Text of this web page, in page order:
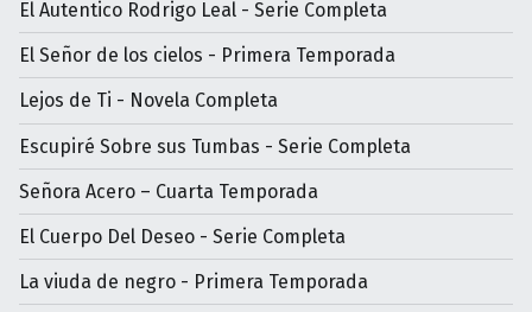
El Autentico Rodrigo Leal - Serie Completa
El Señor de los cielos - Primera Temporada
Lejos de Ti - Novela Completa
Escupiré Sobre sus Tumbas - Serie Completa
Señora Acero – Cuarta Temporada
El Cuerpo Del Deseo - Serie Completa
La viuda de negro - Primera Temporada